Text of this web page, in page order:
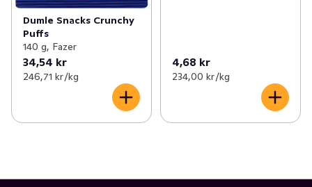
Dumle Snacks Crunchy
Puffs
140 g, Fazer
34,54 kr
246,71 kr /kg
4,68 kr
234,00 kr /kg